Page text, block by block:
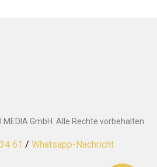
GmbH. Alle Rechte vorbehalten
61 / Whatsapp-Nachricht